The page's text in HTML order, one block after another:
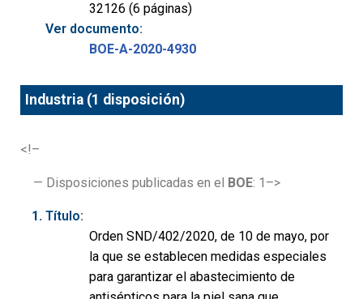
32126 (6 páginas)
Ver documento:
BOE-A-2020-4930
Industria (1 disposición)
<!–
— Disposiciones publicadas en el BOE: 1–>
Título:
Orden SND/402/2020, de 10 de mayo, por
la que se establecen medidas especiales
para garantizar el abastecimiento de